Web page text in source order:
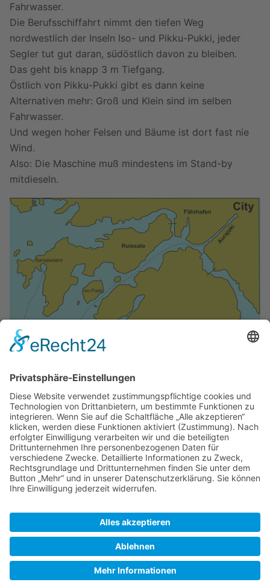
Fahrwasser.
Die Berufsschiffahrt nimmt den tiefen Weg
nordwestlich der Inseln Iso- und Pikku-Pukki, jeder
Segler tut gut daran, südöstlich davon zu bleiben.
Das geht bis knapp 3 m Tiefgang.
Östlich von Pikku-Pukki gibt es dann keine
Alternativen mehr: Groß und Klein sind im selben
Fahrwasser.
Und wegen hoher Felsen und Bäume ist dort fast nie
Wind.
Also: Die Maschine muß mindestens im Stand-by
mitdieseln.
Gute Liegeplätze gibt es zwei in völlig
Stadthafen
Zuletzt bearbeitet vor einem JahrvonChristian S
Autoren:CarpeVitam,Christian S,M Dietrich,
Nansen,Peter
SkipperGuide